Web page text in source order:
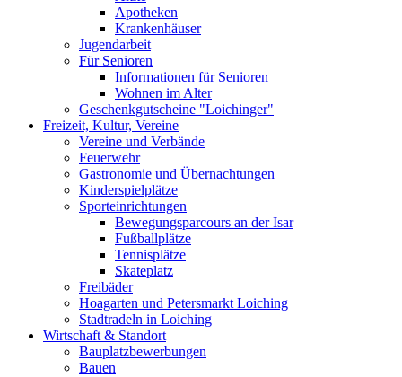
Apotheken
Krankenhäuser
Jugendarbeit
Für Senioren
Informationen für Senioren
Wohnen im Alter
Geschenkgutscheine "Loichinger"
Freizeit, Kultur, Vereine
Vereine und Verbände
Feuerwehr
Gastronomie und Übernachtungen
Kinderspielplätze
Sporteinrichtungen
Bewegungsparcours an der Isar
Fußballplätze
Tennisplätze
Skateplatz
Freibäder
Hoagarten und Petersmarkt Loiching
Stadtradeln in Loiching
Wirtschaft & Standort
Bauplatzbewerbungen
Bauen